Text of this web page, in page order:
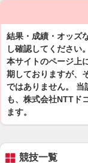
結果・成績・オッズ
し確認してください。
本サイトのページ上
期しておりますが、
ではありません。 当
も、株式会社NTTド
ます。
競技一覧